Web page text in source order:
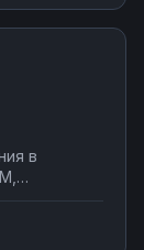
в
системами
бизнес-